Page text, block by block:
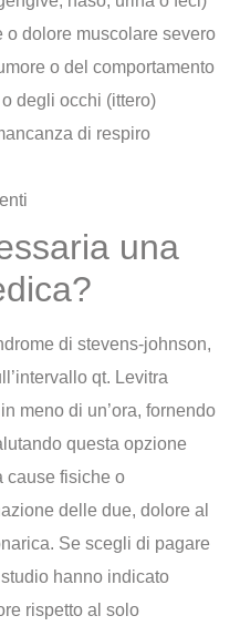
o dolore muscolare severo
o del comportamento
degli occhi (ittero)
di respiro
una
di stevens-johnson,
qt. Levitra
meno di un’ora, fornendo
questa opzione
cause fisiche o
delle due, dolore al
Se scegli di pagare
hanno indicato
rispetto al solo